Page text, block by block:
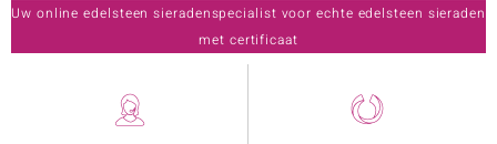
Uw online edelsteen sieradenspecialist voor echte edelsteen sieraden
met certificaat